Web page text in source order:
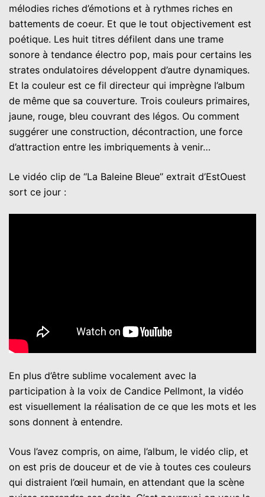
mélodies riches d’émotions et à rythmes riches en
battements de coeur. Et que le tout objectivement est
poétique. Les huit titres défilent dans une trame
sonore à tendance électro pop, mais pour certains les
strates ondulatoires développent d’autre dynamiques.
Et la couleur est ce fil directeur qui imprègne l’album
de même que sa couverture. Trois couleurs primaires,
jaune, rouge, bleu couvrant des légos. Ou comment
suggérer une construction, décontraction, une force
d’attraction entre les imbriquements à venir…
Le vidéo clip de ‘‘La Baleine Bleue’’ extrait d’EstOuest
sort ce jour :
En plus d’être sublime vocalement avec la
participation à la voix de Candice Pellmont, la vidéo
est visuellement la réalisation de ce que les mots et les
sons donnent à entendre.
Vous l’avez compris, on aime, l’album, le vidéo clip, et
on est pris de douceur et de vie à toutes ces couleurs
qui distraient l’œil humain, en attendant que la scène